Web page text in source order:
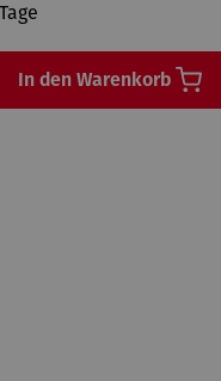
In den Warenkorb